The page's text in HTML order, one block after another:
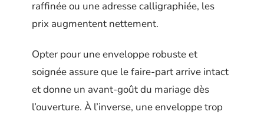
raffinée ou une adresse calligraphiée, les
prix augmentent nettement.
Opter pour une enveloppe robuste et
soignée assure que le faire-part arrive intact
et donne un avant-goût du mariage dès
l’ouverture. À l’inverse, une enveloppe trop